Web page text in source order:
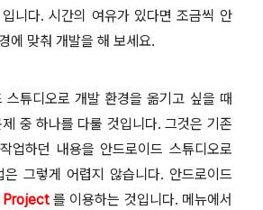
니다.시간의 여유가 있다면 조금씩 안
에 맞춰 개발을 해 보세요.
스튜디오로 개발 환경을 옮기고 싶을 때
중 하나를 다룰 것입니다.그것은 기존
업하던 내용을 안드로이드 스튜디오로
은 그렇게 어렵지 않습니다. 안드로이드
를 이용하는 것입니다. 메뉴에서